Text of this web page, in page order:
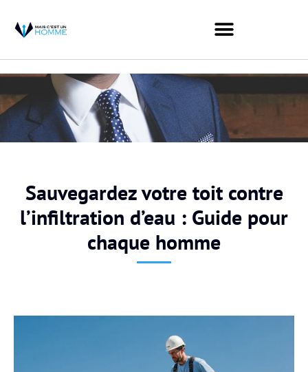
Sauvegardez votre toit contre
l’infiltration d’eau : Guide pour
chaque homme